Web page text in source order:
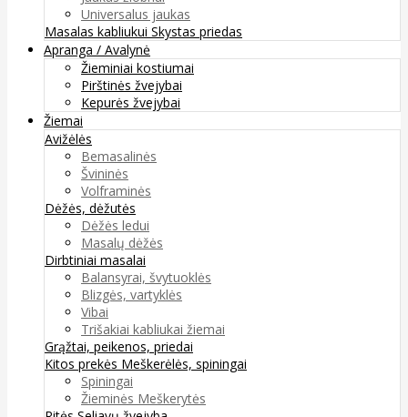
Universalus jaukas
Masalas kabliukui Skystas priedas
Apranga / Avalynė
Žieminiai kostiumai
Pirštinės žvejybai
Kepurės žvejybai
Žiemai
Avižėlės
Bemasalinės
Švininės
Volframinės
Dėžės, dėžutės
Dėžės ledui
Masalų dėžės
Dirbtiniai masalai
Balansyrai, švytuoklės
Blizgės, vartyklės
Vibai
Trišakiai kabliukai žiemai
Grąžtai, peikenos, priedai
Kitos prekės Meškerėlės, spiningai
Spiningai
Žieminės Meškerytės